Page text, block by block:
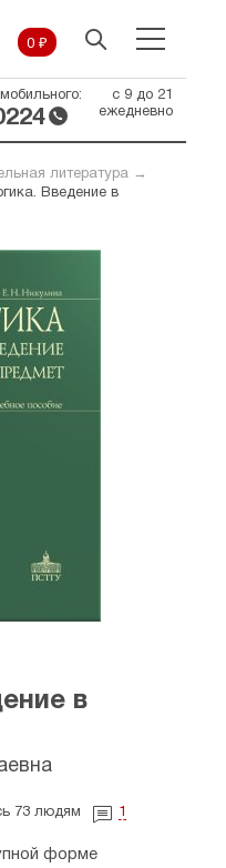
0 ₽
с 9 до 21
ежедневно
литература→
Введение в
в
73 людям 1
форме